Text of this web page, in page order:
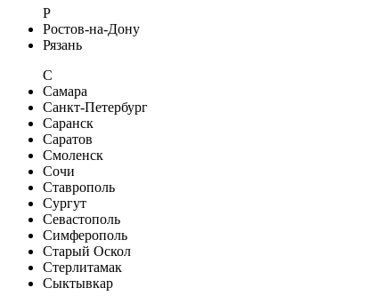
Р
Ростов-на-Дону
Рязань
С
Самара
Санкт-Петербург
Саранск
Саратов
Смоленск
Сочи
Ставрополь
Сургут
Севастополь
Симферополь
Старый Оскол
Стерлитамак
Сыктывкар